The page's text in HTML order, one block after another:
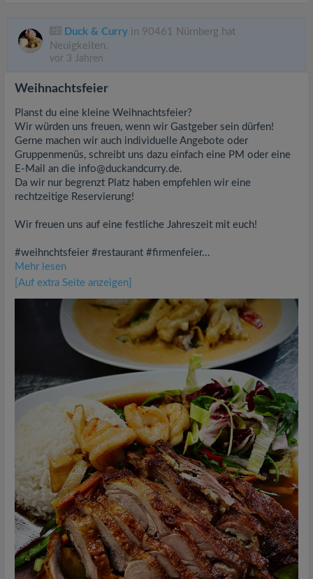
Duck & Curry in 90461 Nürnberg hat
Neuigkeiten.
vor 3 Jahren
Weihnachtsfeier
Planst du eine kleine Weihnachtsfeier?
Wir würden uns freuen, wenn wir Gastgeber sein dürfen!
Gerne machen wir auch individuelle Angebote oder
Gruppenmenüs, schreibt uns dazu einfach eine PM oder eine
E-Mail an die info@duckandcurry.de.
Da wir nur begrenzt Platz haben empfehlen wir eine
rechtzeitige Reservierung!
Wir freuen uns auf eine festliche Jahreszeit mit euch!
#weihnchtsfeier #restaurant #firmenfeier...
Mehr lesen
[Auf extra Seite anzeigen]